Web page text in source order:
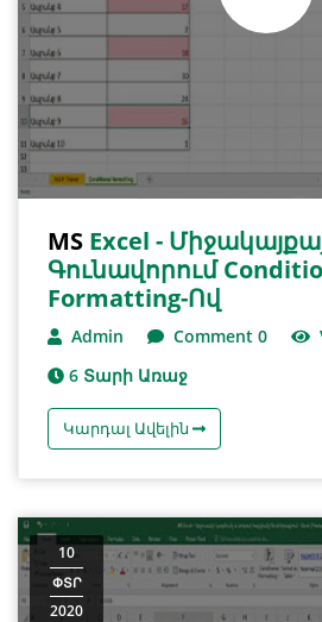
MS Excel -
Գունավորում
Formatting-Ով
Admin Comment 0
6 Տարի Առաջ
Կարդալ Ավելին
10
ՓՏՐ
2020